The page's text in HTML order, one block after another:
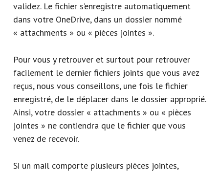
validez. Le fichier s’enregistre automatiquement
dans votre OneDrive, dans un dossier nommé
« attachments » ou « pièces jointes ».
Pour vous y retrouver et surtout pour retrouver
facilement le dernier fichiers joints que vous avez
reçus, nous vous conseillons, une fois le fichier
enregistré, de le déplacer dans le dossier approprié.
Ainsi, votre dossier « attachments » ou « pièces
jointes » ne contiendra que le fichier que vous
venez de recevoir.
Si un mail comporte plusieurs pièces jointes,